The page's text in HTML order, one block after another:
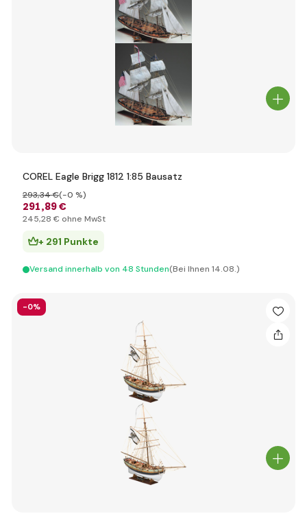
COREL Eagle Brigg 1812 1:85 Bausatz
291,89 €
293,34 €(-0 %)
245,28 € ohne MwSt
+ 291 Punkte
Versand innerhalb von 48 Stunden(Bei Ihnen 14.08.)
-0%